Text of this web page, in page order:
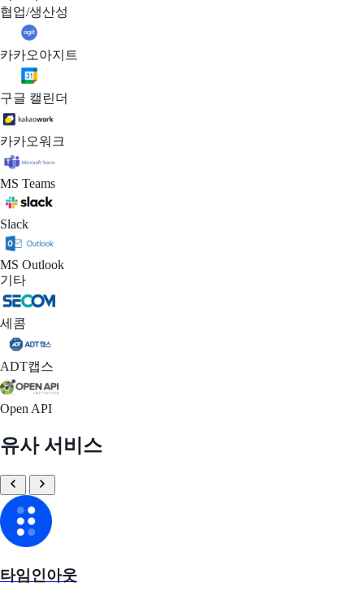
협업/생산성
카카오아지트
구글 캘린더
카카오워크
MS Teams
Slack
MS Outlook
기타
세콤
ADT캡스
Open API
유사 서비스
타임인아웃